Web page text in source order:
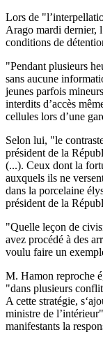
Lors de
Arago mardi dernier,
conditions de
"Pendant plusieurs
sans aucune
jeunes parfois
interdits d’accès
cellules lors d’une
Selon lui, "le
président de la
(...). Ceux dont la
auxquels ils ne
dans la porcelaine
président de la
"Quelle leçon de
avez procédé à des
voulu faire un
M. Hamon reproche
"dans plusieurs
A cette stratégie,
ministre de
manifestants la